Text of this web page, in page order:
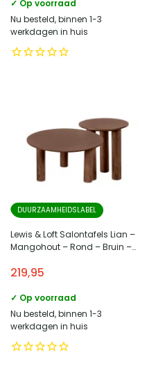
✓ Op voorraad
Nu besteld, binnen 1-3
werkdagen in huis
DUURZAAMHEIDSLABEL
Lewis & Loft Salontafels Lian –
Mangohout – Rond – Bruin –
219,95
✓ Op voorraad
Nu besteld, binnen 1-3
werkdagen in huis